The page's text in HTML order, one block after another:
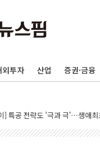
외투자 산업 증권·금융
르도안의 만남
최고지도자 위독…곧 사망해도